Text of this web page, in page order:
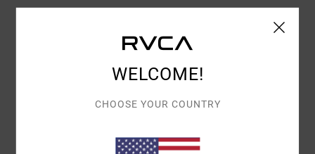
Code couleursnb
: sergé de coton
Bande d'ajustement dans le même tissu
WELCOME!
CHOOSE YOUR COUNTRY